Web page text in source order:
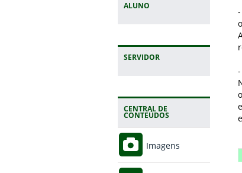
ALUNO
SERVIDOR
CENTRAL DE
CONTEÚDOS
Imagens
-
-